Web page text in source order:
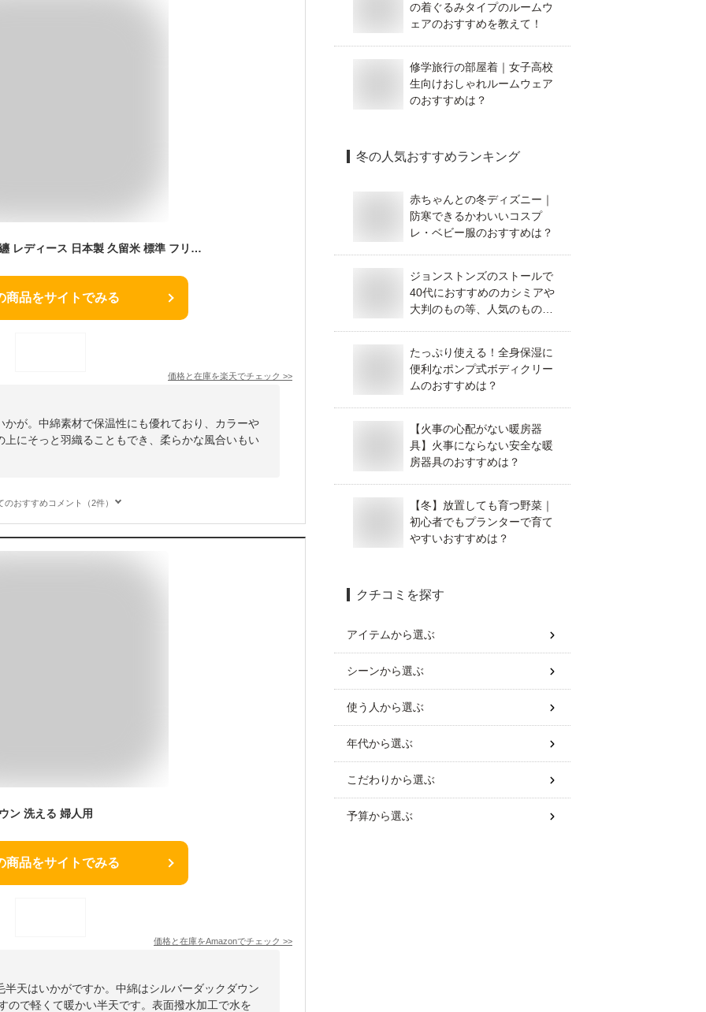
おしゃれ はんてん 半纏 レディース 日本製 久留米 標準 フリーサイズ 【 女性 かわいい ちゃんちゃんこ 部屋着 ルームウェア 冬 婦人用 半天 袢纏 どてら 丹前 ちゃんちゃんこ 綿入れ 綿入り 中綿 中わた 暖かい 】久留米綿入りはんてん 女性用 中わた入り 送料無料 こたつ
商品をサイトでみる
価格と在庫を楽天でチェック >>
が。中綿素材で保温性にも優れており、カラーや
にそっと羽織ることもでき、柔らかな風合いもい
のおすすめコメント（2件）
ン 洗える 婦人用
商品をサイトでみる
価格と在庫をAmazonでチェック >>
天はいかがですか。中綿はシルバーダックダウン
ので軽くて暖かい半天です。表面撥水加工で水を
の着ぐるみタイプのルームウ
ェアのおすすめを教えて！
修学旅行の部屋着｜女子高校
生向けおしゃれルームウェア
のおすすめは？
冬の人気おすすめランキング
赤ちゃんとの冬ディズニー｜
防寒できるかわいいコスプ
レ・ベビー服のおすすめは？
ジョンストンズのストールで
40代におすすめのカシミアや
大判のもの等、人気のものを
たっぷり使える！全身保湿に
便利なポンプ式ボディクリー
ムのおすすめは？
【火事の心配がない暖房器
具】火事にならない安全な暖
房器具のおすすめは？
【冬】放置しても育つ野菜｜
初心者でもプランターで育て
やすいおすすめは？
クチコミを探す
アイテムから選ぶ
シーンから選ぶ
使う人から選ぶ
年代から選ぶ
こだわりから選ぶ
予算から選ぶ